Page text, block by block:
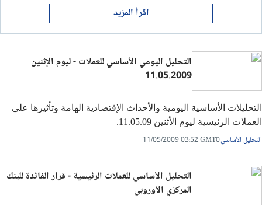
اقرأ المزيد
التحليل اليومي الأساسي للعملات - ليوم الإثنين
11.05.2009
التحليلات الأساسية اليومية والأحداث الإقتصادية الهامة وتأثيرها على
العملات الرئيسية ليوم الأثنين 11.05.09.
التحليل الأساسي11/05/2009 03:52 GMT0
التحليل الأساسي للعملات الرئيسية - قرار الفائدة للبنك
المركزي الأوروبي